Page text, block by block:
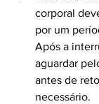
corporal
por um
Após a
aguardar
antes de
necessário.